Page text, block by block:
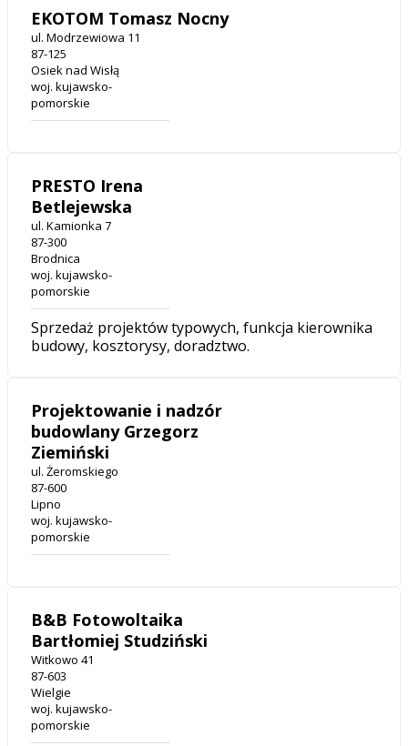
EKOTOM Tomasz Nocny
ul. Modrzewiowa 11
87-125
Osiek nad Wisłą
woj. kujawsko-
pomorskie
PRESTO Irena
Betlejewska
ul. Kamionka 7
87-300
Brodnica
woj. kujawsko-
pomorskie
Sprzedaż projektów typowych, funkcja kierownika
budowy, kosztorysy, doradztwo.
Projektowanie i nadzór
budowlany Grzegorz
Ziemiński
ul. Żeromskiego
87-600
Lipno
woj. kujawsko-
pomorskie
B&B Fotowoltaika
Bartłomiej Studziński
Witkowo 41
87-603
Wielgie
woj. kujawsko-
pomorskie